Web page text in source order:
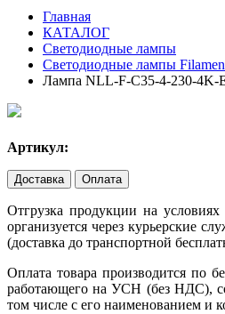
Главная
КАТАЛОГ
Светодиодные лампы
Светодиодные лампы
Лампа NLL-F-C35-4-230-4K-
Артикул:
Доставка Оплата
Отгрузка продукции на условиях
организуется через курьерские
(доставка до транспортной
Оплата товара производится по
работающего на УСН (без НДС),
том числе с его наименованием и